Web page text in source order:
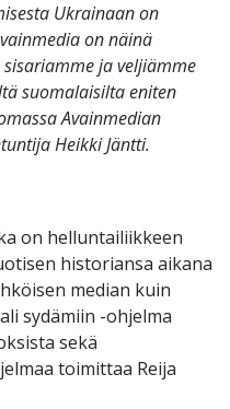
Ukrainaan on
on näinä
ja veljiämme
suomalaisilta eniten
Avainmedian
Heikki Jäntti.
on helluntailiikkeen
historiansa aikana
median kuin
sydämiin -ohjelma
sekä
toimittaa Reija